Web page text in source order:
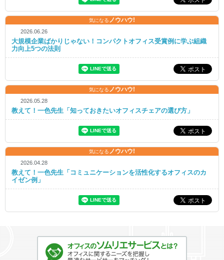
気になる ノウハウ!
2026.06.26
大規模企業ばかりじゃない！コンパクトオフィス受賞例に学ぶ組織
力向上5つの法則
気になる ノウハウ!
2026.05.28
教えて！一色先生「知っておきたいオフィスチェアの選び方」
気になる ノウハウ!
2026.04.28
教えて！一色先生「コミュニケーションを活性化するオフィスのカ
イゼン例」